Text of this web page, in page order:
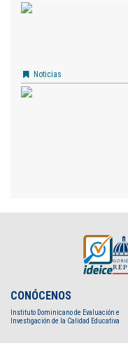
Noticias
CONÓCENOS
Instituto Dominicano de Evaluación e
Investigación de la Calidad Educativa